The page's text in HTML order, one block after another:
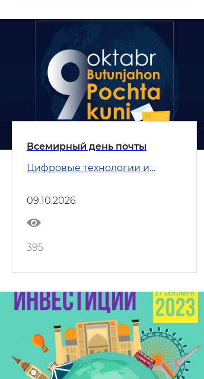
Всемирный день почты
Цифровые технологии и
09.10.2026
395